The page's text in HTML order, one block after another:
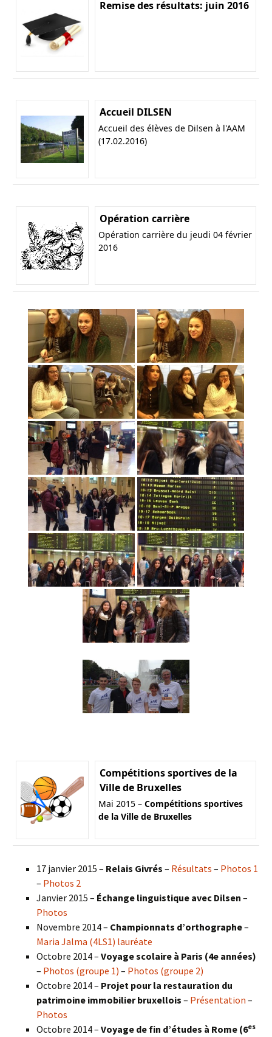
Remise des résultats: juin 2016
Accueil DILSEN
Accueil des élèves de Dilsen à l'AAM
(17.02.2016)
Opération carrière
Opération carrière du jeudi 04 février
2016
Compétitions sportives de la
Ville de Bruxelles
Mai 2015 – Compétitions sportives
de la Ville de Bruxelles
17 janvier 2015 – Relais Givrés – Résultats – Photos 1
– Photos 2
Janvier 2015 – Échange linguistique avec Dilsen –
Photos
Novembre 2014 – Championnats d’orthographe–
Maria Jalma (4LS1) lauréate
Octobre 2014 – Voyage scolaire à Paris (4e années)
– Photos (groupe 1) – Photos (groupe 2)
Octobre 2014 – Projet pour la restauration du
patrimoine immobilier bruxellois – Présentation –
Photos
Octobre 2014 – Voyage de fin d’études à Rome (6es